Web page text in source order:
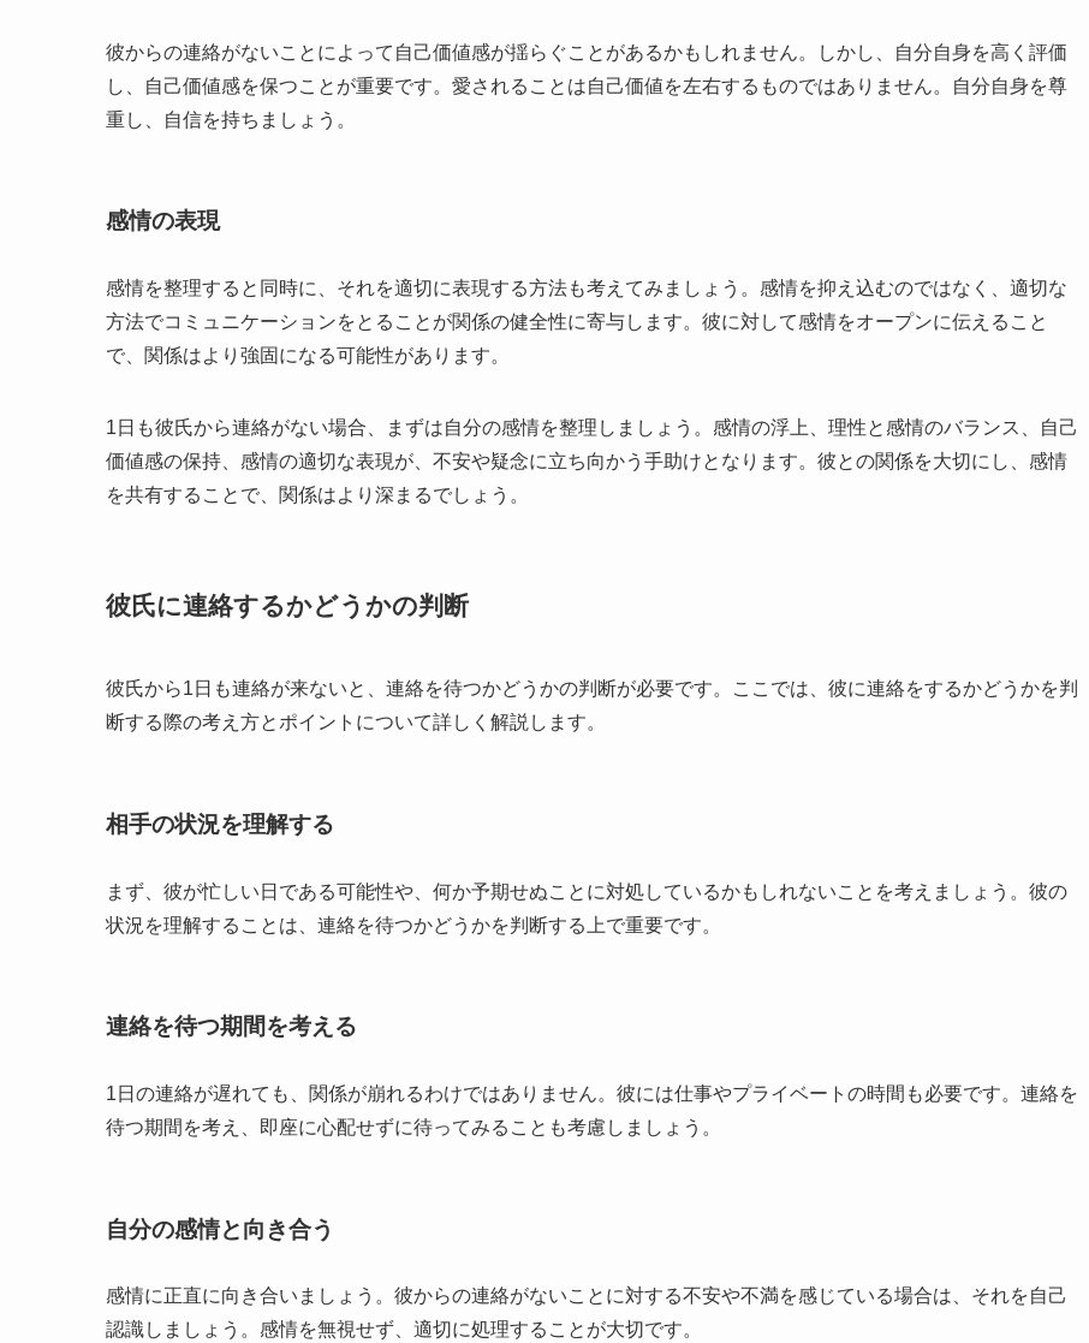
彼からの連絡がないことによって自己価値感が揺らぐことがあるかもしれません。しかし、自分自身を高く評価
し、自己価値感を保つことが重要です。愛されることは自己価値を左右するものではありません。自分自身を尊
重し、自信を持ちましょう。
感情の表現
感情を整理すると同時に、それを適切に表現する方法も考えてみましょう。感情を抑え込むのではなく、適切な
方法でコミュニケーションをとることが関係の健全性に寄与します。彼に対して感情をオープンに伝えること
で、関係はより強固になる可能性があります。
1日も彼氏から連絡がない場合、まずは自分の感情を整理しましょう。感情の浮上、理性と感情のバランス、自己
価値感の保持、感情の適切な表現が、不安や疑念に立ち向かう手助けとなります。彼との関係を大切にし、感情
を共有することで、関係はより深まるでしょう。
彼氏に連絡するかどうかの判断
彼氏から1日も連絡が来ないと、連絡を待つかどうかの判断が必要です。ここでは、彼に連絡をするかどうかを判
断する際の考え方とポイントについて詳しく解説します。
相手の状況を理解する
まず、彼が忙しい日である可能性や、何か予期せぬことに対処しているかもしれないことを考えましょう。彼の
状況を理解することは、連絡を待つかどうかを判断する上で重要です。
連絡を待つ期間を考える
1日の連絡が遅れても、関係が崩れるわけではありません。彼には仕事やプライベートの時間も必要です。連絡を
待つ期間を考え、即座に心配せずに待ってみることも考慮しましょう。
自分の感情と向き合う
感情に正直に向き合いましょう。彼からの連絡がないことに対する不安や不満を感じている場合は、それを自己
認識しましょう。感情を無視せず、適切に処理することが大切です。